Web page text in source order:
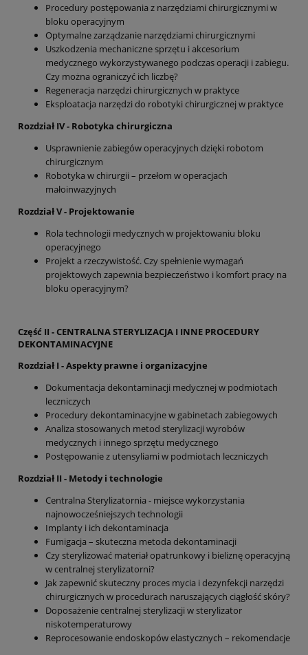
Procedury postępowania z narzędziami chirurgicznymi w
bloku operacyjnym
Optymalne zarządzanie narzędziami chirurgicznymi
Uszkodzenia mechaniczne sprzętu i akcesorium
medycznego wykorzystywanego podczas operacji i zabiegu.
Czy można ograniczyć ich liczbę?
Regeneracja narzędzi chirurgicznych w praktyce
Eksploatacja narzędzi do robotyki chirurgicznej w praktyce
Rozdział IV - Robotyka chirurgiczna
Usprawnienie zabiegów operacyjnych dzięki robotom
chirurgicznym
Robotyka w chirurgii – przełom w operacjach
małoinwazyjnych
Rozdział V - Projektowanie
Rola technologii medycznych w projektowaniu bloku
operacyjnego
Projekt a rzeczywistość. Czy spełnienie wymagań
projektowych zapewnia bezpieczeństwo i komfort pracy na
bloku operacyjnym?
Część II - CENTRALNA STERYLIZACJA I INNE PROCEDURY
DEKONTAMINACYJNE
Rozdział I - Aspekty prawne i organizacyjne
Dokumentacja dekontaminacji medycznej w podmiotach
leczniczych
Procedury dekontaminacyjne w gabinetach zabiegowych
Analiza stosowanych metod sterylizacji wyrobów
medycznych i innego sprzętu medycznego
Postępowanie z utensyliami w podmiotach leczniczych
Rozdział II - Metody i technologie
Centralna Sterylizatornia - miejsce wykorzystania
najnowocześniejszych technologii
Implanty i ich dekontaminacja
Fumigacja – skuteczna metoda dekontaminacji
Czy sterylizować materiał opatrunkowy i bieliznę operacyjną
w centralnej sterylizatorni?
Jak zapewnić skuteczny proces mycia i dezynfekcji narzędzi
chirurgicznych w procedurach naruszających ciągłość skóry?
Doposażenie centralnej sterylizacji w sterylizator
niskotemperaturowy
Reprocesowanie endoskopów elastycznych – rekomendacje